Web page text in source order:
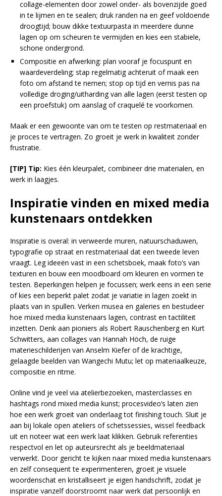
collage-elementen door zowel onder- als bovenzijde goed
in te lijmen en te sealen; druk randen na en geef voldoende
droogtijd; bouw dikke textuurpasta in meerdere dunne
lagen op om scheuren te vermijden en kies een stabiele,
schone ondergrond.
Compositie en afwerking: plan vooraf je focuspunt en
waardeverdeling; stap regelmatig achteruit of maak een
foto om afstand te nemen; stop op tijd en vernis pas na
volledige droging/uitharding van alle lagen (eerst testen op
een proefstuk) om aanslag of craquelé te voorkomen.
Maak er een gewoonte van om te testen op restmateriaal en
je proces te vertragen. Zo groeit je werk in kwaliteit zonder
frustratie.
[TIP] Tip: Kies één kleurpalet, combineer drie materialen, en
werk in laagjes.
Inspiratie vinden en mixed media
kunstenaars ontdekken
Inspiratie is overal: in verweerde muren, natuurschaduwen,
typografie op straat en restmateriaal dat een tweede leven
vraagt. Leg ideeën vast in een schetsboek, maak foto’s van
texturen en bouw een moodboard om kleuren en vormen te
testen. Beperkingen helpen je focussen; werk eens in een serie
of kies een beperkt palet zodat je variatie in lagen zoekt in
plaats van in spullen. Verken musea en galeries en bestudeer
hoe mixed media kunstenaars lagen, contrast en tactiliteit
inzetten. Denk aan pioniers als Robert Rauschenberg en Kurt
Schwitters, aan collages van Hannah Höch, de ruige
materieschilderijen van Anselm Kiefer of de krachtige,
gelaagde beelden van Wangechi Mutu; let op materiaalkeuze,
compositie en ritme.
Online vind je veel via atelierbezoeken, masterclasses en
hashtags rond mixed media kunst; procesvideo’s laten zien
hoe een werk groeit van onderlaag tot finishing touch. Sluit je
aan bij lokale open ateliers of schetssessies, wissel feedback
uit en noteer wat een werk laat klikken. Gebruik referenties
respectvol en let op auteursrecht als je beeldmateriaal
verwerkt. Door gericht te kijken naar mixed media kunstenaars
en zelf consequent te experimenteren, groeit je visuele
woordenschat en kristalliseert je eigen handschrift, zodat je
inspiratie vanzelf doorstroomt naar werk dat persoonlijk en